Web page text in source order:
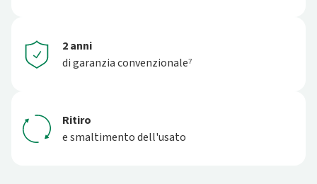
2 anni
di garanzia convenzionale⁷
Ritiro
e smaltimento dell'usato